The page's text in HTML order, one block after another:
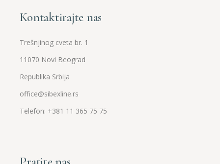
Kontaktirajte nas
Trešnjinog cveta br. 1
11070 Novi Beograd
Republika Srbija
office@sibexline.rs
Telefon: +381 11 365 75 75